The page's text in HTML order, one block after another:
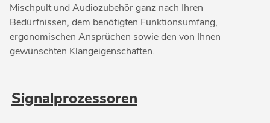
Mischpult und Audiozubehör ganz nach Ihren
Bedürfnissen, dem benötigten Funktionsumfang,
ergonomischen Ansprüchen sowie den von Ihnen
gewünschten Klangeigenschaften.
Signalprozessoren